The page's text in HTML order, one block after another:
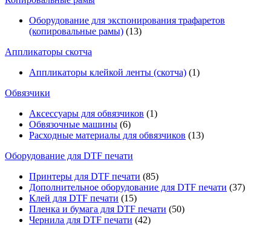
Оборудование для экспонирования трафаретов
(копировальные рамы) (13)
Аппликаторы скотча
Аппликаторы клейкой ленты (скотча) (1)
Обвязчики
Аксессуары для обвязчиков (1)
Обвязочные машины (6)
Расходные материалы для обвязчиков (13)
Оборудование для DTF печати
Принтеры для DTF печати (85)
Дополнительное оборудование для DTF печати (37)
Клей для DTF печати (15)
Пленка и бумага для DTF печати (50)
Чернила для DTF печати (42)